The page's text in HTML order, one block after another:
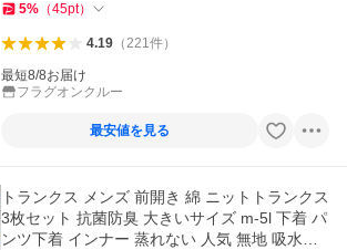
5% （45pt）
4.19（221件）
最短8/8お届け
フラグオンクルー
最安値を見る
トランクス メンズ 前開き 綿 ニットトランクス
3枚セット 抗菌防臭 大きいサイズ m-5l 下着 パ
ンツ下着 インナー 蒸れない 人気 無地 吸水速